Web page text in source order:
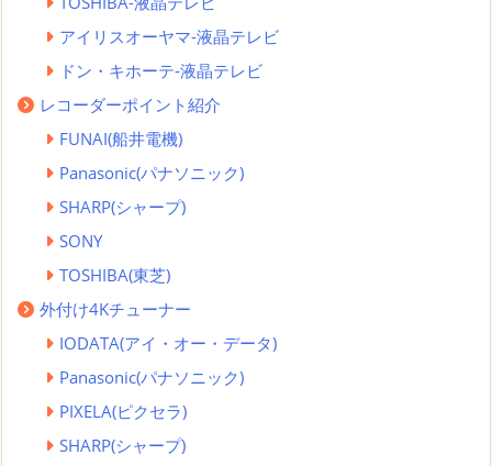
アイリスオーヤマ-液晶テレビ
ドン・キホーテ-液晶テレビ
レコーダーポイント紹介
FUNAI(船井電機)
Panasonic(パナソニック)
SHARP(シャープ)
SONY
TOSHIBA(東芝)
外付け4Kチューナー
IODATA(アイ・オー・データ)
Panasonic(パナソニック)
PIXELA(ピクセラ)
SHARP(シャープ)